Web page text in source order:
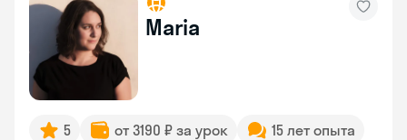
Maria
5 от 3190 ₽ за урок
15 лет опыта